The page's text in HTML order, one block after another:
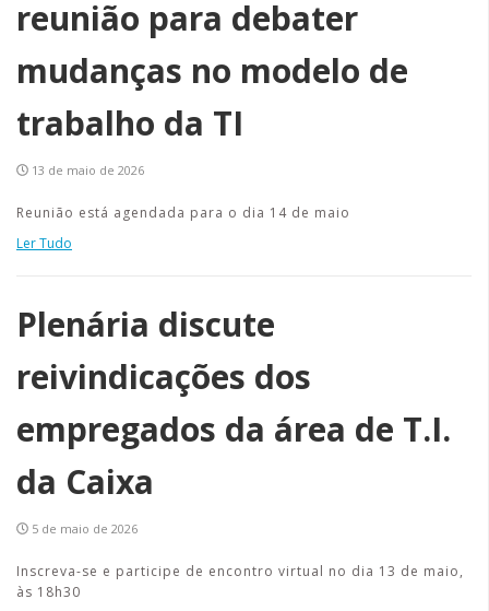
reunião para debater
mudanças no modelo de
trabalho da TI
13 de maio de 2026
Reunião está agendada para o dia 14 de maio
Ler Tudo
Plenária discute
reivindicações dos
empregados da área de T.I.
da Caixa
5 de maio de 2026
Inscreva-se e participe de encontro virtual no dia 13 de maio,
às 18h30